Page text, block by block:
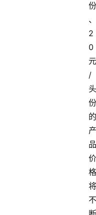
份
、
2
0
元
/
头
份
的
产
品
价
格
将
不